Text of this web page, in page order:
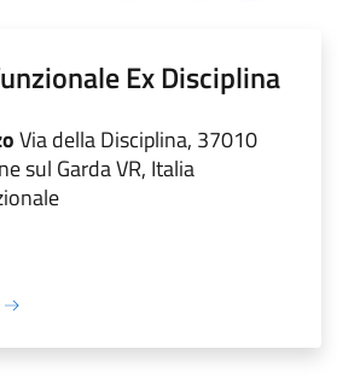
Ex Disciplina
Via della Disciplina, 37010
sul Garda VR, Italia